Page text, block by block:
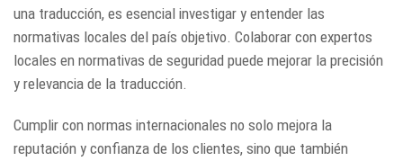
una traducción, es esencial investigar y entender las
normativas locales del país objetivo. Colaborar con expertos
locales en normativas de seguridad puede mejorar la precisión
y relevancia de la traducción.
Cumplir con normas internacionales no solo mejora la
reputación y confianza de los clientes, sino que también